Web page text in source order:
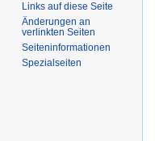
Links auf diese Seite
Änderungen an
verlinkten Seiten
Seiten­­informationen
Spezialseiten